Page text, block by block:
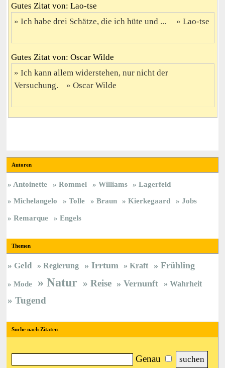
Gutes Zitat von: Lao-tse
Ich habe drei Schätze, die ich hüte und ...
Lao-tse
Gutes Zitat von: Oscar Wilde
Ich kann allem widerstehen, nur nicht der
Versuchung.
Oscar Wilde
Autoren
Antoinette Rommel Williams
Lagerfeld
Michelangelo
Tolle Braun Kierkegaard
Jobs
Remarque
Engels
Themen
Geld Regierung Irrtum Kraft Frühling
Mode Natur Reise Vernunft Wahrheit
Tugend
Suche nach Zitaten
Genau